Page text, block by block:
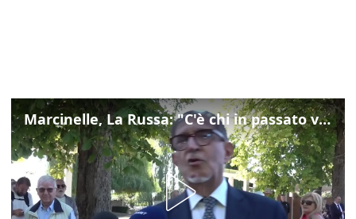
Marcinelle, La Russa: "C'è chi in passato voltava le spalle a Marcinelle"